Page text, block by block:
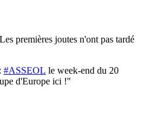
premières joutes n'ont pas tardé
#ASSEOL le week-end du 20
d'Europe ici !"